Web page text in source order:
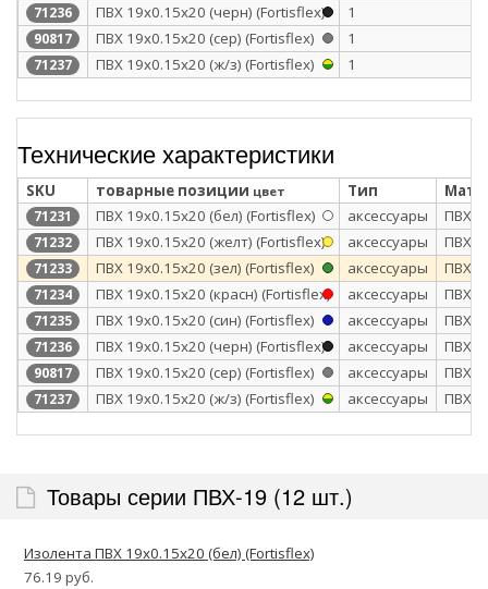
71236 ПВХ 19х0.15х20 (черн) (Fortisflex) 1
90817 ПВХ 19х0.15x20 (сер) (Fortisflex) 1
71237 ПВХ 19х0.15х20 (ж/з) (Fortisflex) 1
Технические характеристики
SKU товарные позиции цвет Тип
71231 ПВХ 19х0.15х20 (бел) (Fortisflex) аксессуары ПВХ
71232 ПВХ 19х0.15х20 (желт) (Fortisflex) аксессуары ПВХ
71233 ПВХ 19х0.15х20 (зел) (Fortisflex) аксессуары ПВХ
71234 ПВХ 19х0.15х20 (красн) (Fortisflex) аксессуары ПВХ
71235 ПВХ 19х0.15х20 (син) (Fortisflex) аксессуары ПВХ
71236 ПВХ 19х0.15х20 (черн) (Fortisflex) аксессуары ПВХ
90817 ПВХ 19х0.15x20 (сер) (Fortisflex) аксессуары ПВХ
71237 ПВХ 19х0.15х20 (ж/з) (Fortisflex) аксессуары ПВХ
Товары серии ПВХ-19 (12 шт.)
Изолента ПВХ 19х0.15х20 (бел) (Fortisflex)
76.19 руб.